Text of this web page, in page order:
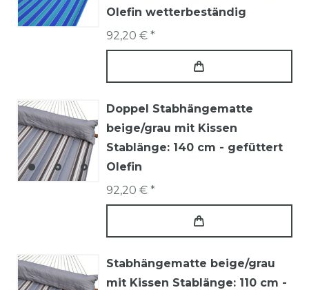
Olefin wetterbeständig
92,20 € *
Doppel Stabhängematte
beige/grau mit Kissen
Stablänge: 140 cm - gefüttert
Olefin
92,20 € *
Stabhängematte beige/grau
mit Kissen Stablänge: 110 cm -